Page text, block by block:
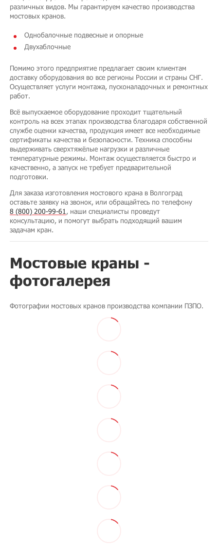
различных видов. Мы гарантируем качество производства
мостовых кранов.
Однобалочные подвесные и опорные
Двухаблочные
Помимо этого предприятие предлагает своим клиентам
доставку оборудования во все регионы России и страны СНГ.
Осуществляет услуги монтажа, пусконаладочных и ремонтных
работ.
Всё выпускаемое оборудование проходит тщательный
контроль на всех этапах производства благодаря собственной
службе оценки качества, продукция имеет все необходимые
сертификаты качества и безопасности. Техника способны
выдерживать сверхтяжёлые нагрузки и различные
температурные режимы. Монтаж осуществляется быстро и
качественно, а запуск не требует предварительной
подготовки.
Для заказа изготовления мостового крана в Волгоград
оставьте заявку на звонок, или обращайтесь по телефону
8 (800) 200-99-61 , наши специалисты проведут
консультацию, и помогут выбрать подходящий вашим
задачам кран.
Мостовые краны -
фотогалерея
Фотографии мостовых кранов производства компании ПЗПО.